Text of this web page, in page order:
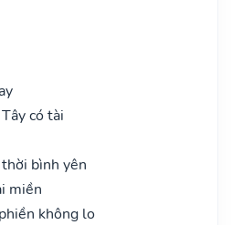
có tài
bình yên
miền
không lo